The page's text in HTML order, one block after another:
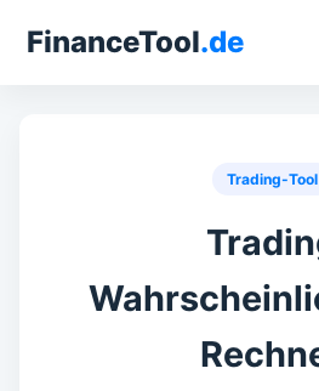
FinanceTool.de
Trading-Tool